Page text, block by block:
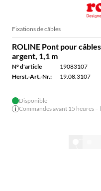
Fixations de câbles
ROLINE Pont pour
argent, 1,1 m
N° d'article
19083107
Herst.-Art.-Nr.:
19.08.3107
Disponible
Commandes avant 15 heures –